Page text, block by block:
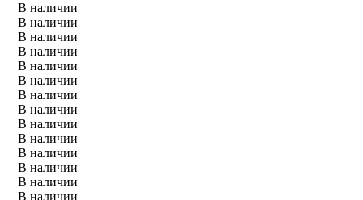
В наличии
В наличии
В наличии
В наличии
В наличии
В наличии
В наличии
В наличии
В наличии
В наличии
В наличии
В наличии
В наличии
В наличии